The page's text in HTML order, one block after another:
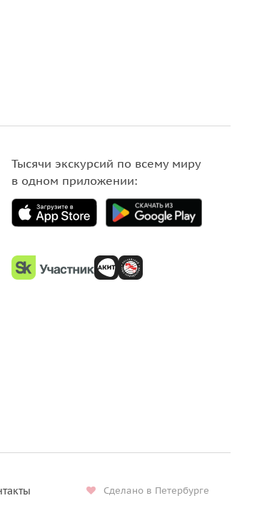
Тысячи экскурсий по всему миру
в одном приложении:
Сделано в Петербурге